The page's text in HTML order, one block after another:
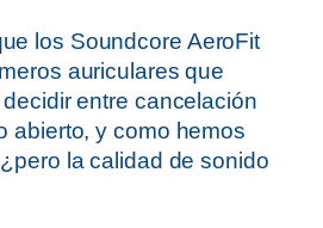
los Soundcore AeroFit
auriculares que
entre cancelación
abierto, y como hemos
la calidad de sonido